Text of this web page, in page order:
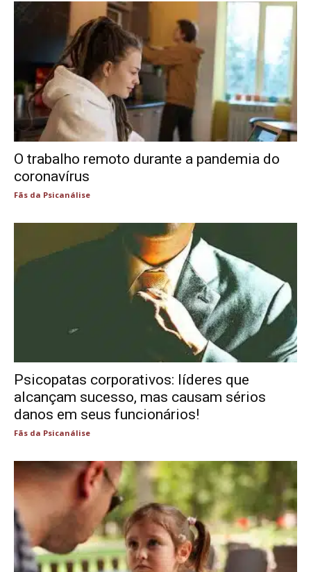
O trabalho remoto durante a pandemia do
coronavírus
Fãs da Psicanálise
Psicopatas corporativos: líderes que
alcançam sucesso, mas causam sérios
danos em seus funcionários!
Fãs da Psicanálise